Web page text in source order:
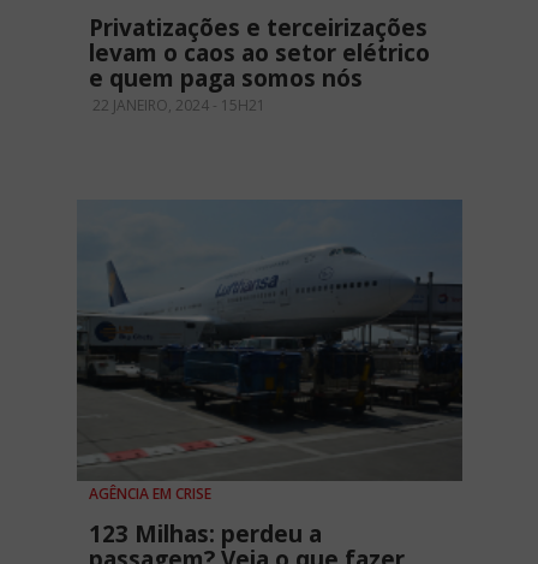
Privatizações e terceirizações
levam o caos ao setor elétrico
e quem paga somos nós
22 JANEIRO, 2024 - 15H21
AGÊNCIA EM CRISE
123 Milhas: perdeu a